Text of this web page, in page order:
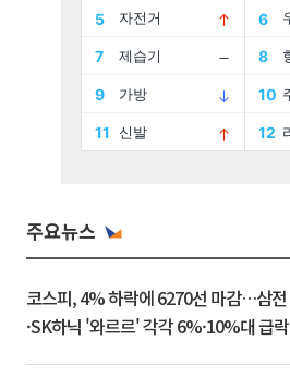
주요뉴스
코스피, 4% 하락에 6270선 마감…삼전
·SK하닉 '와르르' 각각 6%·10%대 급락